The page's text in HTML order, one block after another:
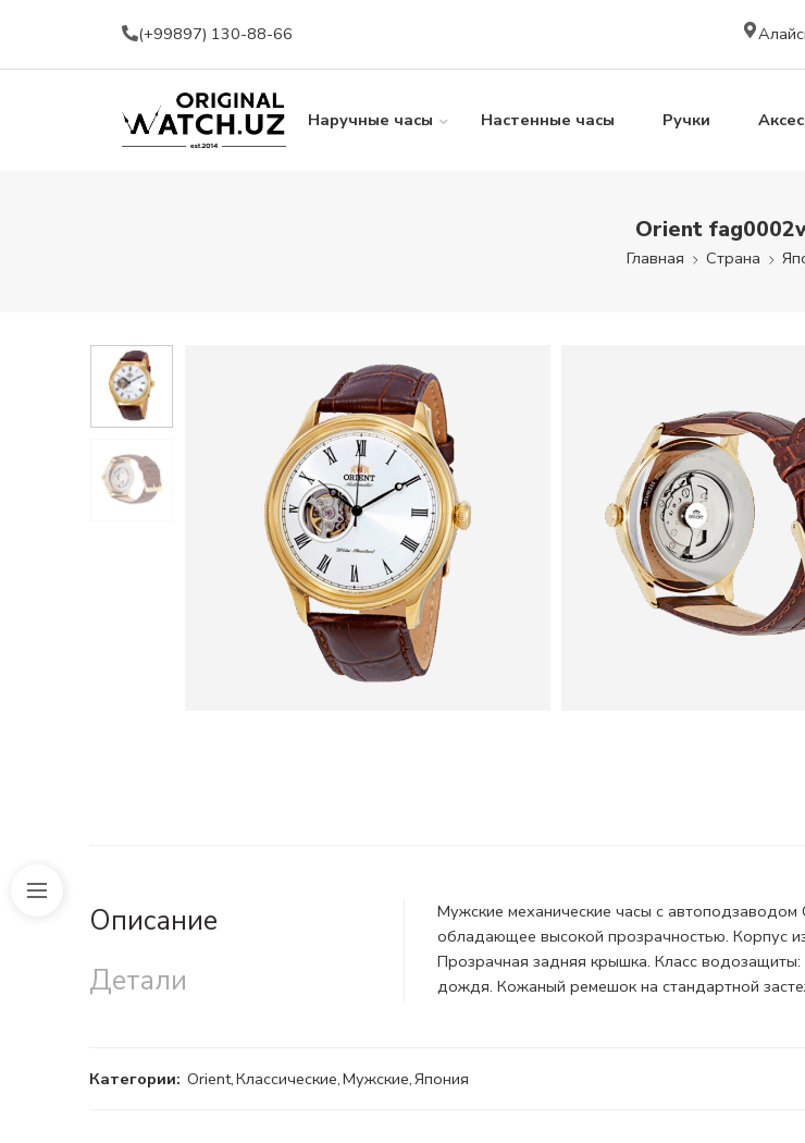
(+99897) 130-88-66
Наручные часы Настенные часы Ручки
Orient
Главная Страна
Описание
Детали
Мужские механические часы с автоподзаводом
обладающее высокой прозрачностью. Корпус
Прозрачная задняя крышка. Класс
дождя. Кожаный ремешок на стандартной
Категории: Orient,Классические,Мужские,Япония